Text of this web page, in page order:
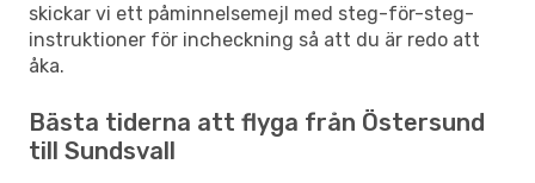
skickar vi ett påminnelsemejl med steg-för-steg-
instruktioner för incheckning så att du är redo att
åka.
Bästa tiderna att flyga från Östersund
till Sundsvall